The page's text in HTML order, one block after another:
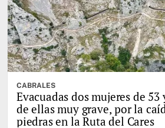
CABRALES
Evacuadas dos mujeres de 53
de ellas muy grave, por la
piedras en la Ruta del Cares